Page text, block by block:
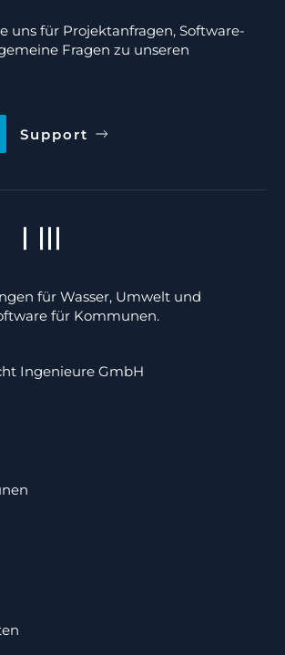
uns für Projektanfragen, Software-
Fragen zu unseren
Support
für Wasser, Umwelt und
für Kommunen.
Ingenieure GmbH